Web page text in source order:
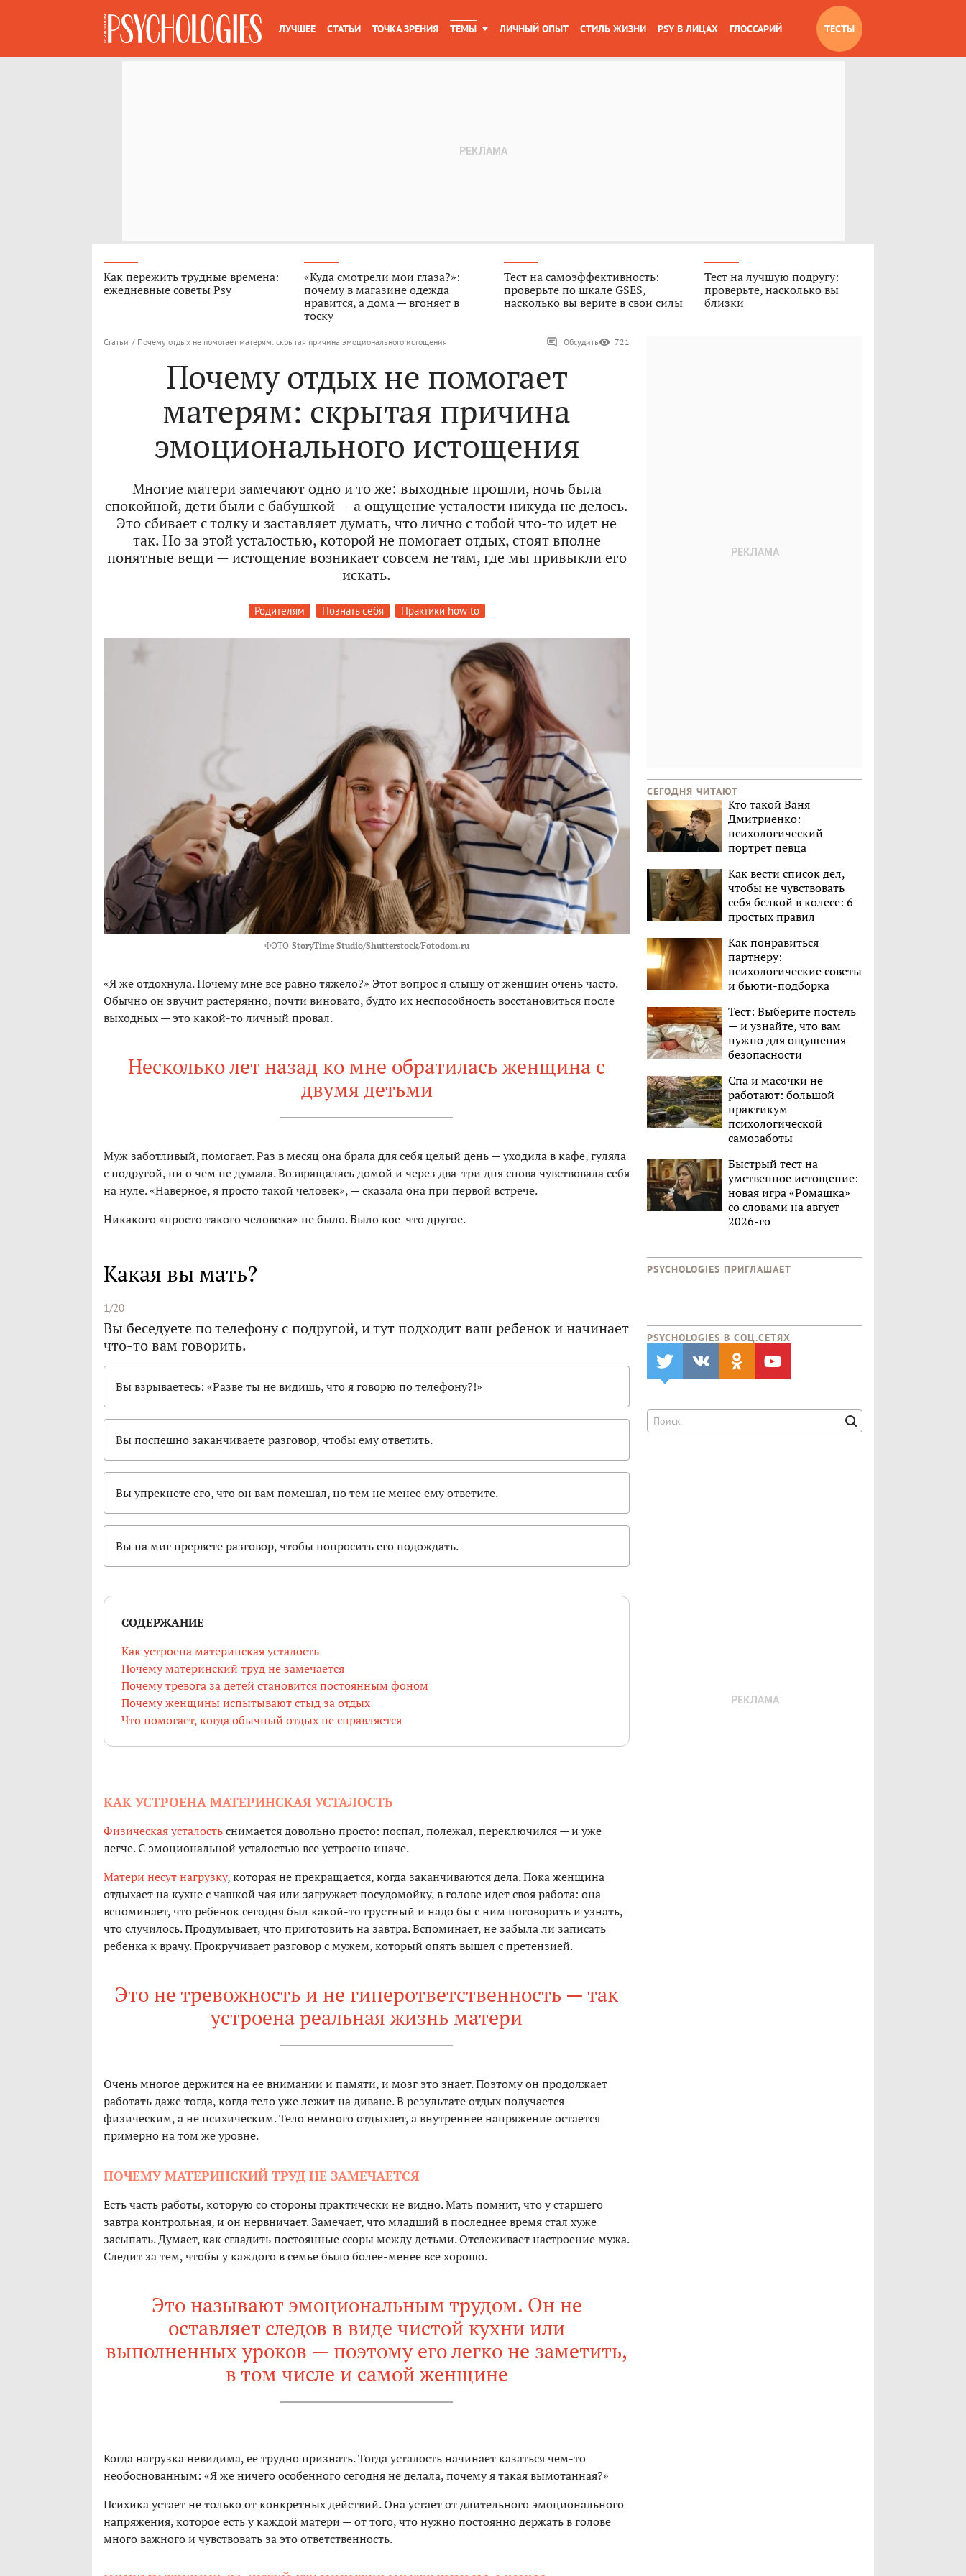
ЛУЧШЕЕ СТАТЬИ ТОЧКА ЗРЕНИЯ ТЕМЫ ЛИЧНЫЙ ОПЫТ СТИЛЬ ЖИЗНИ PSY В ЛИЦАХ ГЛОССАРИЙ ТЕСТЫ
Как пережить трудные времена:
ежедневные советы Psy
«Куда смотрели мои глаза?»:
почему в магазине одежда
нравится, а дома — вгоняет в
тоску
Тест на самоэффективность:
проверьте по шкале GSES,
насколько вы верите в свои силы
Тест на лучшую подругу:
проверьте, насколько вы
близки
Статьи / Почему отдых не помогает матерям: скрытая причина эмоционального истощения Обсудить 721
Почему отдых не помогает
матерям: скрытая причина
эмоционального истощения
Многие матери замечают одно и то же: выходные прошли, ночь была
спокойной, дети были с бабушкой — а ощущение усталости никуда не делось.
Это сбивает с толку и заставляет думать, что лично с тобой что-то идет не
так. Но за этой усталостью, которой не помогает отдых, стоят вполне
понятные вещи — истощение возникает совсем не там, где мы привыкли его
искать.
Родителям Познать себя Практики how to
ФОТО StoryTime Studio/Shutterstock/Fotodom.ru
«Я же отдохнула. Почему мне все равно тяжело?» Этот вопрос я слышу от женщин очень часто.
Обычно он звучит растерянно, почти виновато, будто их неспособность восстановиться после
выходных — это какой-то личный провал.
Несколько лет назад ко мне обратилась женщина с
двумя детьми
Муж заботливый, помогает. Раз в месяц она брала для себя целый день — уходила в кафе, гуляла
с подругой, ни о чем не думала. Возвращалась домой и через два-три дня снова чувствовала себя
на нуле. «Наверное, я просто такой человек», — сказала она при первой встрече.
Никакого «просто такого человека» не было. Было кое-что другое.
Какая вы мать?
1/20
Вы беседуете по телефону с подругой, и тут подходит ваш ребенок и начинает
что-то вам говорить.
Вы взрываетесь: «Разве ты не видишь, что я говорю по телефону?!»
Вы поспешно заканчиваете разговор, чтобы ему ответить.
Вы упрекнете его, что он вам помешал, но тем не менее ему ответите.
Вы на миг прервете разговор, чтобы попросить его подождать.
СОДЕРЖАНИЕ
Как устроена материнская усталость
Почему материнский труд не замечается
Почему тревога за детей становится постоянным фоном
Почему женщины испытывают стыд за отдых
Что помогает, когда обычный отдых не справляется
КАК УСТРОЕНА МАТЕРИНСКАЯ УСТАЛОСТЬ
Физическая усталостьснимается довольно просто: поспал, полежал, переключился — и уже
легче. С эмоциональной усталостью все устроено иначе.
Матери несут нагрузку, которая не прекращается, когда заканчиваются дела. Пока женщина
отдыхает на кухне с чашкой чая или загружает посудомойку, в голове идет своя работа: она
вспоминает, что ребенок сегодня был какой-то грустный и надо бы с ним поговорить и узнать,
что случилось. Продумывает, что приготовить на завтра. Вспоминает, не забыла ли записать
ребенка к врачу. Прокручивает разговор с мужем, который опять вышел с претензией.
Это не тревожность и не гиперответственность — так
устроена реальная жизнь матери
Очень многое держится на ее внимании и памяти, и мозг это знает. Поэтому он продолжает
работать даже тогда, когда тело уже лежит на диване. В результате отдых получается
физическим, а не психическим. Тело немного отдыхает, а внутреннее напряжение остается
примерно на том же уровне.
ПОЧЕМУ МАТЕРИНСКИЙ ТРУД НЕ ЗАМЕЧАЕТСЯ
Есть часть работы, которую со стороны практически не видно. Мать помнит, что у старшего
завтра контрольная, и он нервничает. Замечает, что младший в последнее время стал хуже
засыпать. Думает, как сгладить постоянные ссоры между детьми. Отслеживает настроение мужа.
Следит за тем, чтобы у каждого в семье было более-менее все хорошо.
Это называют эмоциональным трудом. Он не
оставляет следов в виде чистой кухни или
выполненных уроков — поэтому его легко не заметить,
в том числе и самой женщине
Когда нагрузка невидима, ее трудно признать. Тогда усталость начинает казаться чем-то
необоснованным: «Я же ничего особенного сегодня не делала, почему я такая вымотанная?»
Психика устает не только от конкретных действий. Она устает от длительного эмоционального
напряжения, которое есть у каждой матери — от того, что нужно постоянно держать в голове
много важного и чувствовать за это ответственность.
СЕГОДНЯ ЧИТАЮТ
Кто такой Ваня
Дмитриенко:
психологический
портрет певца
Как вести список дел,
чтобы не чувствовать
себя белкой в колесе: 6
простых правил
Как понравиться
партнеру:
психологические советы
и бьюти-подборка
Тест: Выберите постель
— и узнайте, что вам
нужно для ощущения
безопасности
Спа и масочки не
работают: большой
практикум
психологической
самозаботы
Быстрый тест на
умственное истощение:
новая игра «Ромашка»
со словами на август
2026-го
PSYCHOLOGIES ПРИГЛАШАЕТ
PSYCHOLOGIES В CОЦ.СЕТЯХ